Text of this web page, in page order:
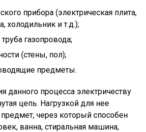
прибора (электрическая плита,
холодильник и т.д.);
газопровода;
(стены, пол);
предметы.
данного процесса электричеству
цепь. Нагрузкой для нее
через который способен
ванна, стиральная машина,